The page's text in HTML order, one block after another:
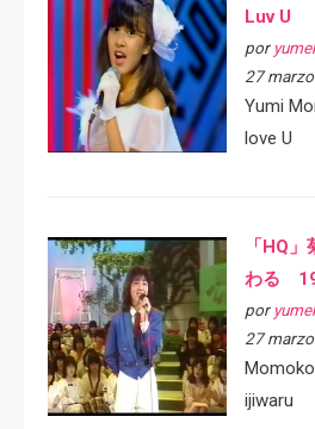
Luv U
por
27
Yumi
love U
「HQ
わる
por
27
ijiwaru